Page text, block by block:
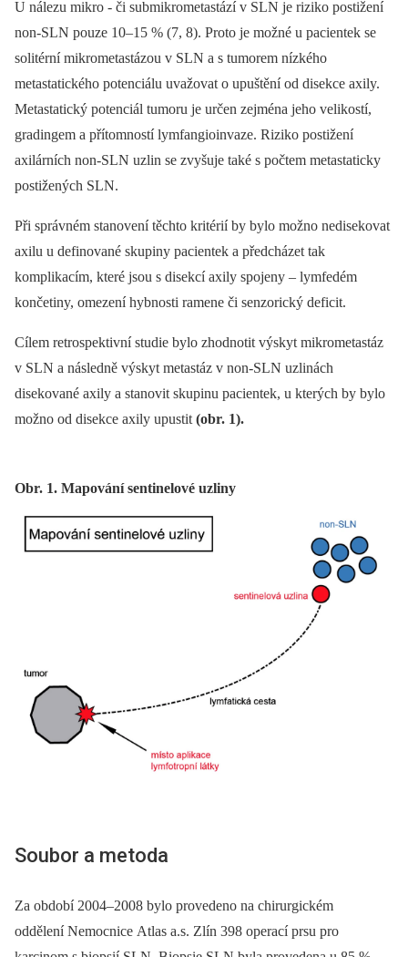
U nálezu mikro -⁠ či submikrometastází v SLN je riziko postižení
non-SLN pouze 10–15 % (7, 8). Proto je možné u pacientek se
solitérní mikrometastázou v SLN a s tumorem nízkého
metastatického potenciálu uvažovat o upuštění od disekce axily.
Metastatický potenciál tumoru je určen zejména jeho velikostí,
gradingem a přítomností lymfangioinvaze. Riziko postižení
axilárních non-SLN uzlin se zvyšuje také s počtem metastaticky
postižených SLN.
Při správném stanovení těchto kritérií by bylo možno nedisekovat
axilu u definované skupiny pacientek a předcházet tak
komplikacím, které jsou s disekcí axily spojeny –⁠ lymfedém
končetiny, omezení hybnosti ramene či senzorický deficit.
Cílem retrospektivní studie bylo zhodnotit výskyt mikrometastáz
v SLN a následně výskyt metastáz v non-SLN uzlinách
disekované axily a stanovit skupinu pacientek, u kterých by bylo
možno od disekce axily upustit (obr. 1).
Obr. 1. Mapování sentinelové uzliny
Soubor a metoda
Za období 2004–2008 bylo provedeno na chirurgickém
oddělení Nemocnice Atlas a.s. Zlín 398 operací prsu pro